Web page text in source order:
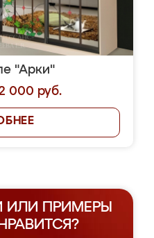
"Арки"
000 руб.
ИЛИ ПРИМЕРЫ